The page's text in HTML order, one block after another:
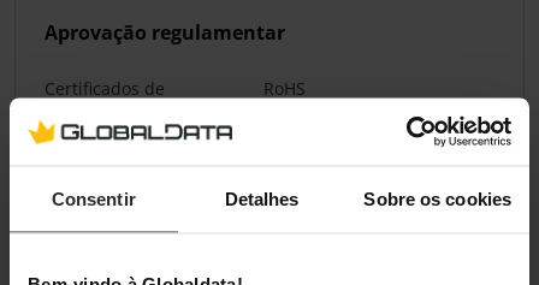
Consentir Detalhes Sobre os cookies
Aprovação regulamentar
Certificados de
RoHS